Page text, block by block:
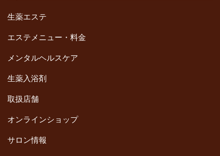
生薬エステ
エステメニュー・料金
メンタルヘルスケア
生薬入浴剤
取扱店舗
オンラインショップ
サロン情報